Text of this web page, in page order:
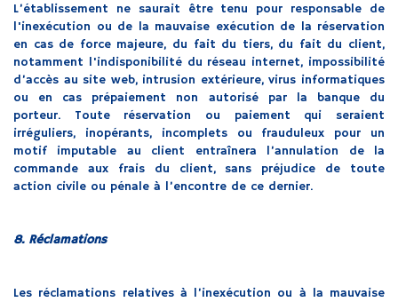
L’établissement ne saurait être tenu pour responsable de
l'inexécution ou de la mauvaise exécution de la réservation
en cas de force majeure, du fait du tiers, du fait du client,
notamment l'indisponibilité du réseau internet, impossibilité
d’accès au site web, intrusion extérieure, virus informatiques
ou en cas prépaiement non autorisé par la banque du
porteur. Toute réservation ou paiement qui seraient
irréguliers, inopérants, incomplets ou frauduleux pour un
motif imputable au client entraînera l’annulation de la
commande aux frais du client, sans préjudice de toute
action civile ou pénale à l’encontre de ce dernier.
8. Réclamations
Les réclamations relatives à l’inexécution ou à la mauvaise